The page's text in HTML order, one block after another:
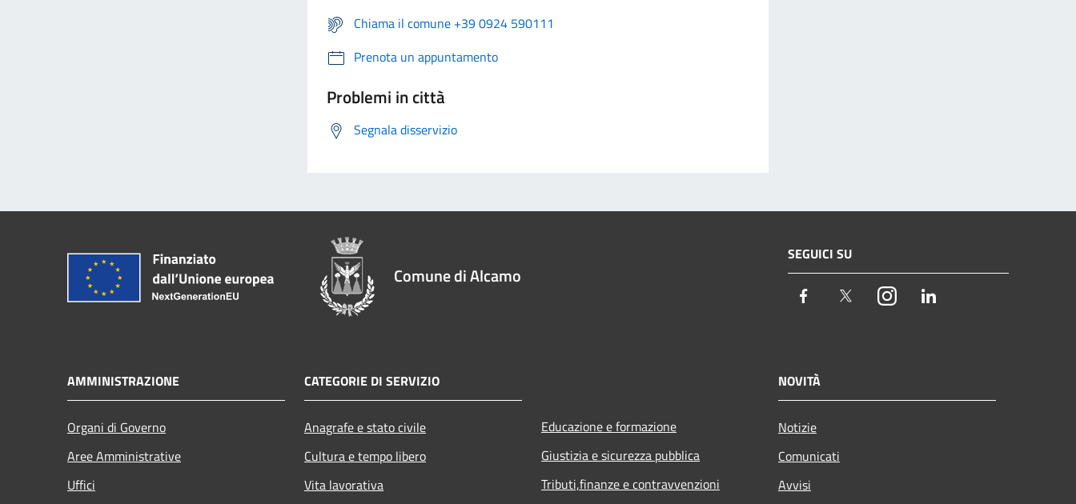
Chiama il comune +39 0924 590111
Prenota un appuntamento
Problemi in città
Segnala disservizio
Comune di Alcamo
SEGUICI SU
Facebook TwitterInstagram
AMMINISTRAZIONE
Organi di Governo
Aree Amministrative
Uffici
CATEGORIE DI SERVIZIO
Anagrafe e stato civile
Cultura e tempo libero
Vita lavorativa
Educazione e formazione
Giustizia e sicurezza pubblica
Tributi,finanze e contravvenzioni
NOVITÀ
Notizie
Comunicati
Avvisi